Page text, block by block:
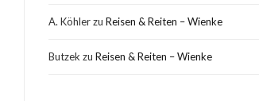
A. KöhlerzuReisen & Reiten – Wienke
Butzek zuReisen & Reiten – Wienke